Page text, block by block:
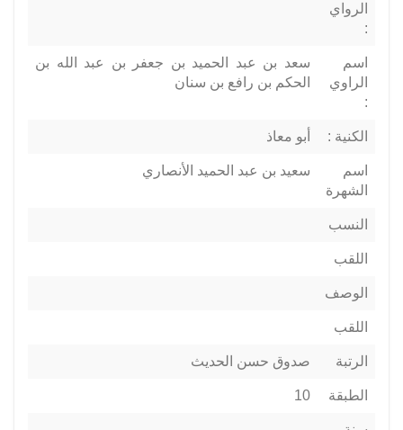
الرواي
:
اسم
الراوي
:
سعد بن عبد الحميد بن جعفر بن عبد الله بن
الحكم بن رافع بن سنان
الكنية : أبو معاذ
اسم
الشهرة
سعيد بن عبد الحميد الأنصاري
النسب
اللقب
الوصف
اللقب
الرتبة صدوق حسن الحديث
الطبقة 10